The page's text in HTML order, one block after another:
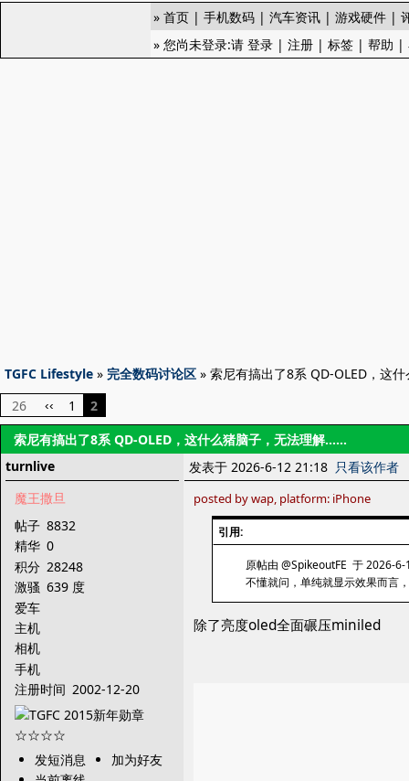
» 首页 | 手机数码 | 汽车资讯 | 游戏硬件 |
» 您尚未登录:请 登录 | 注册 | 标签 | 帮助 |
TGFC Lifestyle » 完全数码讨论区 » 索尼有搞出了8系 QD-OLED，这
26
‹‹ 1
2
索尼有搞出了8系 QD-OLED，这什么猪脑子，无法理解……
turnlive
魔王撒旦
帖子 8832
精华 0
积分 28248
激骚 639 度
爱车
主机
相机
手机
注册时间 2002-12-20
发短消息
加为好友
发表于 2026-6-12 21:18 只看该作者
posted by wap, platform: iPhone
引用:
原帖由 @SpikeoutFE 于 2026-
不懂就问，单纯就显示效果而言
除了亮度oled全面碾压miniled